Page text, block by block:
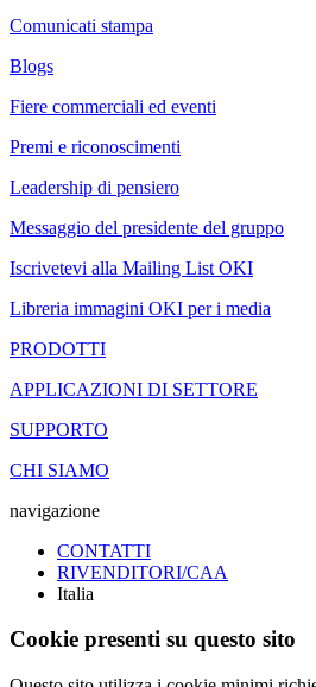
Comunicati stampa
Blogs
Fiere commerciali ed eventi
Premi e riconoscimenti
Leadership di pensiero
Messaggio del presidente del gruppo
Iscrivetevi alla Mailing List OKI
Libreria immagini OKI per i media
PRODOTTI
APPLICAZIONI DI SETTORE
SUPPORTO
CHI SIAMO
navigazione
CONTATTI
RIVENDITORI/CAA
Italia
Cookie presenti su questo sito